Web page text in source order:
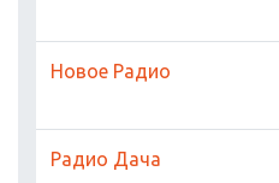
Новое Радио
Радио Дача